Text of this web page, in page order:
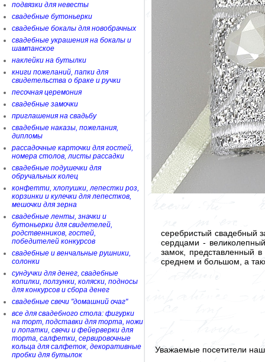
подвязки для невесты
свадебные бутоньерки
свадебные бокалы для новобрачных
свадебные украшения на бокалы и
шампанское
наклейки на бутылки
книги пожеланий, папки для
свидетельства о браке и ручки
песочная церемония
свадебные замочки
приглашения на свадьбу
свадебные наказы, пожелания,
дипломы
рассадочные карточки для гостей,
номера столов, листы рассадки
свадебные подушечки для
обручальных колец
конфетти, хлопушки, лепестки роз,
корзинки и кулечки для лепестков,
мешочки для зерна
свадебные ленты, значки и
бутоньерки для свидетелей,
родственников, гостей,
победителей конкурсов
свадебные и венчальные рушники,
солонки
сундучки для денег, свадебные
копилки, ползунки, коляски, подносы
для конкурсов и сбора денег
свадебные свечи "домашний очаг"
все для свадебного стола: фигурки
на торт, подставки для торта, ножи
и лопатки, свечи и фейерверки для
торта, салфетки, сервировочные
кольца для салфеток, декоративные
пробки для бутылок
серебристый свадебный
сердцами -
замок, представленный
среднем и большом, а
Уважаемые посетители